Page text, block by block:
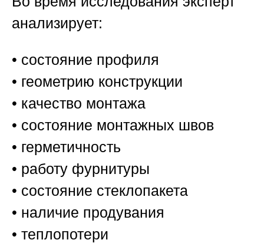
анализирует:
• состояние профиля
• геометрию конструкции
• качество монтажа
• состояние монтажных швов
• герметичность
• работу фурнитуры
• состояние стеклопакета
• наличие продувания
• теплопотери